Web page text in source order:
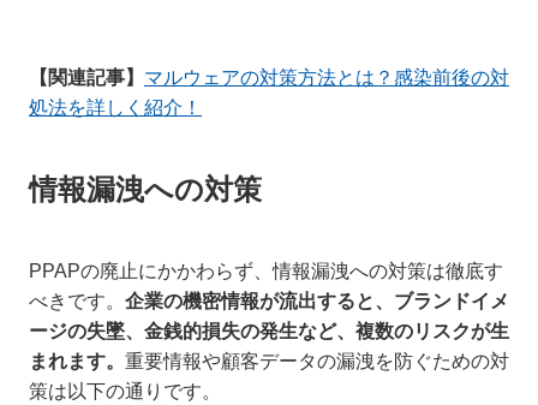
【関連記事】 マルウェアの対策方法とは？感染前後の対
処法を詳しく紹介！
情報漏洩への対策
PPAPの廃止にかかわらず、情報漏洩への対策は徹底す
べきです。 企業の機密情報が流出すると、ブランドイメ
ージの失墜、金銭的損失の発生など、複数のリスクが生
まれます。 重要情報や顧客データの漏洩を防ぐための対
策は以下の通りです。